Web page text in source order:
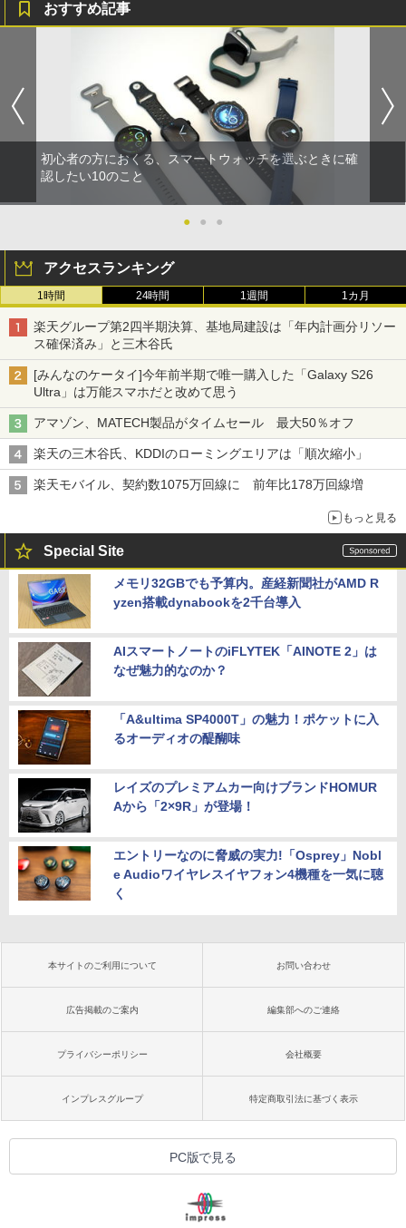
おすすめ記事
初心者の方におくる、スマートウォッチを選ぶときに確
認したい10のこと
● ● ●
アクセスランキング
1時間 24時間 1週間 1カ月
楽天グループ第2四半期決算、基地局建設は「年内計画分リソー
ス確保済み」と三木谷氏
[みんなのケータイ]今年前半期で唯一購入した「Galaxy S26
Ultra」は万能スマホだと改めて思う
アマゾン、MATECH製品がタイムセール 最大50％オフ
楽天の三木谷氏、KDDIのローミングエリアは「順次縮小」
楽天モバイル、契約数1075万回線に 前年比178万回線増
もっと見る
Special Site
メモリ32GBでも予算内。産経新聞社がAMD R
yzen搭載dynabookを2千台導入
AIスマートノートのiFLYTEK「AINOTE 2」は
なぜ魅力的なのか？
「A&ultima SP4000T」の魅力！ポケットに入
るオーディオの醍醐味
レイズのプレミアムカー向けブランドHOMUR
Aから「2×9R」が登場！
エントリーなのに脅威の実力!「Osprey」Nobl
e Audioワイヤレスイヤフォン4機種を一気に聴
く
本サイトのご利用について お問い合わせ
広告掲載のご案内 編集部へのご連絡
プライバシーポリシー 会社概要
インプレスグループ 特定商取引法に基づく表示
PC版で見る